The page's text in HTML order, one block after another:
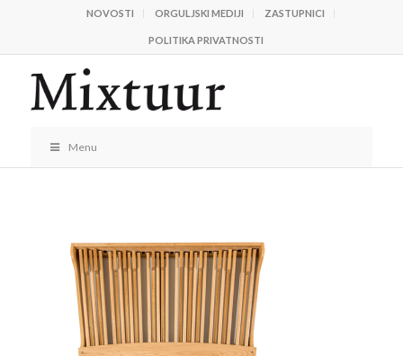
NOVOSTI ORGULJSKI MEDIJI ZASTUPNICI
POLITIKA PRIVATNOSTI
Menu